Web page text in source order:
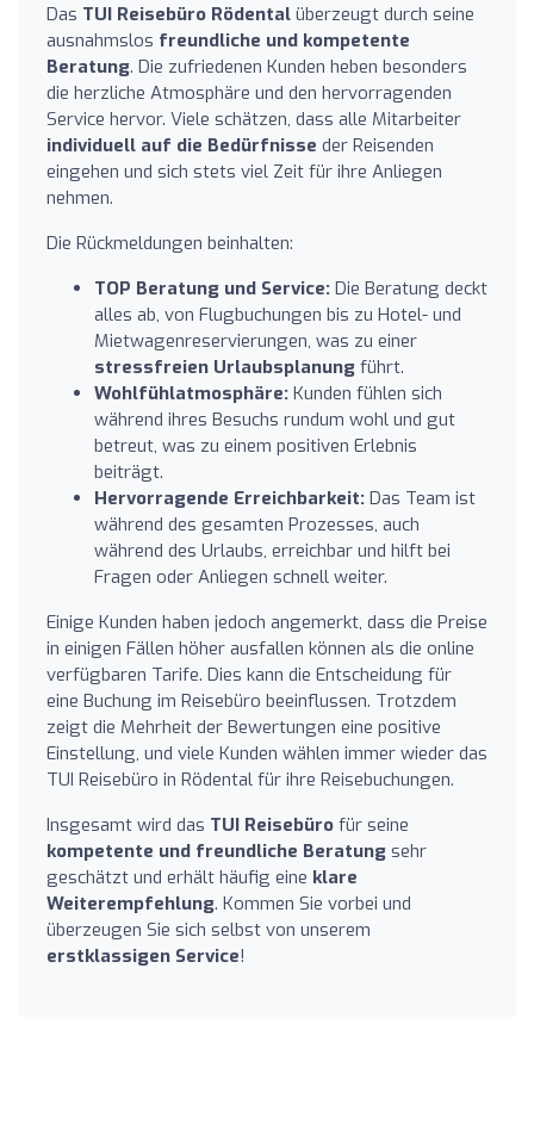
Das TUI Reisebüro Rödental überzeugt durch seine
ausnahmslos freundliche und kompetente
Beratung. Die zufriedenen Kunden heben besonders
die herzliche Atmosphäre und den hervorragenden
Service hervor. Viele schätzen, dass alle Mitarbeiter
individuell auf die Bedürfnisse der Reisenden
eingehen und sich stets viel Zeit für ihre Anliegen
nehmen.
Die Rückmeldungen beinhalten:
TOP Beratung und Service: Die Beratung deckt
alles ab, von Flugbuchungen bis zu Hotel- und
Mietwagenreservierungen, was zu einer
stressfreien Urlaubsplanung führt.
Wohlfühlatmosphäre: Kunden fühlen sich
während ihres Besuchs rundum wohl und gut
betreut, was zu einem positiven Erlebnis
beiträgt.
Hervorragende Erreichbarkeit: Das Team ist
während des gesamten Prozesses, auch
während des Urlaubs, erreichbar und hilft bei
Fragen oder Anliegen schnell weiter.
Einige Kunden haben jedoch angemerkt, dass die Preise
in einigen Fällen höher ausfallen können als die online
verfügbaren Tarife. Dies kann die Entscheidung für
eine Buchung im Reisebüro beeinflussen. Trotzdem
zeigt die Mehrheit der Bewertungen eine positive
Einstellung, und viele Kunden wählen immer wieder das
TUI Reisebüro in Rödental für ihre Reisebuchungen.
Insgesamt wird das TUI Reisebüro für seine
kompetente und freundliche Beratung sehr
geschätzt und erhält häufig eine klare
Weiterempfehlung. Kommen Sie vorbei und
überzeugen Sie sich selbst von unserem
erstklassigen Service!